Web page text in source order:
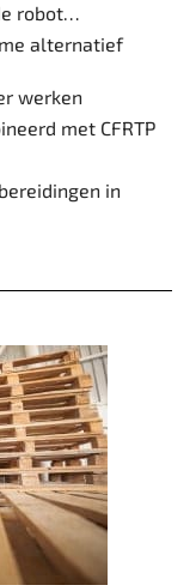
robot…
alternatief
werken
met CFRTP
in